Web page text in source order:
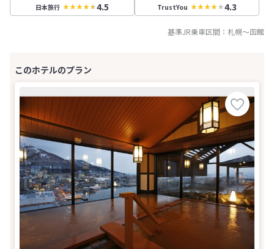
日本旅行 4.5 TrustYou 4.3
基準JR乗車区間： 札幌～函館